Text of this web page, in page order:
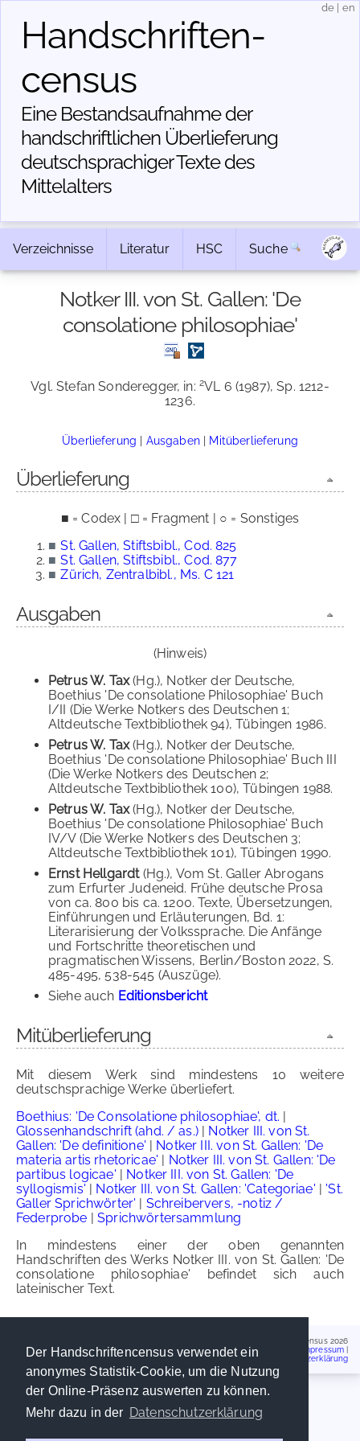
Der Handschriftencensus verwendet ein
anonymes Statistik-Cookie, um die Nutzung
der Online-Präsenz auswerten zu können.
Mehr dazu in der Datenschutzerklärung
Handschriften­
census
Eine Bestandsaufnahme der
handschriftlichen Über­lieferung
deutschsprachiger Texte des
Mittelalters
de en
Verzeichnisse Literatur HSC Suche
Notker III. von St. Gallen: 'De
consolatione philosophiae'
Vgl. Stefan Sonderegger, in: 2VL 6 (1987), Sp. 1212-
1236.
Überlieferung | Ausgaben| Mitüberlieferung
Überlieferung
■ = Codex | □ = Fragment | ○ = Sonstiges
■ St. Gallen, Stiftsbibl., Cod. 825
■ St. Gallen, Stiftsbibl., Cod. 877
■ Zürich, Zentralbibl., Ms. C 121
Ausgaben
(Hinweis)
Petrus W. Tax(Hg.), Notker der Deutsche,
Boethius 'De consolatione Philosophiae' Buch
I/II (Die Werke Notkers des Deutschen 1;
Altdeutsche Textbibliothek 94), Tübingen 1986.
Petrus W. Tax(Hg.), Notker der Deutsche,
Boethius 'De consolatione Philosophiae' Buch III
(Die Werke Notkers des Deutschen 2;
Altdeutsche Textbibliothek 100), Tübingen 1988.
Petrus W. Tax(Hg.), Notker der Deutsche,
Boethius 'De consolatione Philosophiae' Buch
IV/V (Die Werke Notkers des Deutschen 3;
Altdeutsche Textbibliothek 101), Tübingen 1990.
Ernst Hellgardt (Hg.), Vom St. Galler Abrogans
zum Erfurter Judeneid. Frühe deutsche Prosa
von ca. 800 bis ca. 1200. Texte, Übersetzungen,
Einführungen und Erläuterungen, Bd. 1:
Literarisierung der Volkssprache. Die Anfänge
und Fortschritte theoretischen und
pragmatischen Wissens, Berlin/Boston 2022, S.
485-495, 538-545 (Auszüge).
Siehe auch Editionsbericht
Mitüberlieferung
Mit diesem Werk sind mindestens 10 weitere
deutschsprachige Werke überliefert.
Boethius: 'De Consolatione philosophiae', dt. |
Glossenhandschrift (ahd. / as.)| Notker III. von St.
Gallen: 'De definitione' | Notker III. von St. Gallen: 'De
materia artis rhetoricae' | Notker III. von St. Gallen: 'De
partibus logicae' | Notker III. von St. Gallen: 'De
syllogismis' | Notker III. von St. Gallen: 'Categoriae' | 'St.
Galler Sprichwörter' | Schreibervers, -notiz /
Federprobe |Sprichwörtersammlung
In mindestens einer der oben genannten
Handschriften des Werks Notker III. von St. Gallen: 'De
consolatione philosophiae' befindet sich auch
lateinischer Text.
Handschriftencensus 2026
Impressum
Datenschutzerklärung